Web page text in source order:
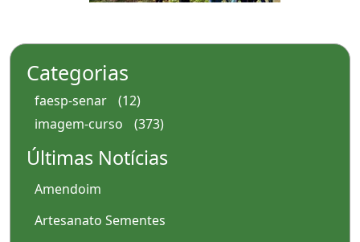
Categorias
faesp-senar
(12)
imagem-curso
(373)
Últimas Notícias
Amendoim
Artesanato Sementes